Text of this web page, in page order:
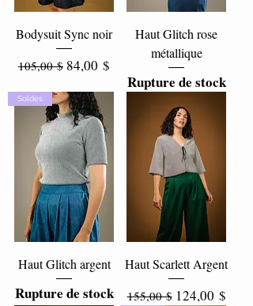
Bodysuit Sync noir
Prix original
105,00 $ Prix promotionnel
84,00 $
Haut Glitch rose
métallique
Rupture de stock
Soldes
Haut Glitch argent
Rupture de stock
Haut Scarlett Argent
Prix original
155,00 $ Prix
124,00 $